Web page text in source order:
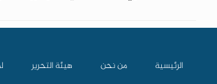
الرئيسية من نحن هيئة التحرير